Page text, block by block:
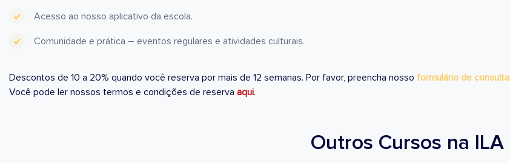
Acesso ao nosso aplicativo da escola.
Comunidade e prática – eventos regulares e atividades culturais.
Descontos de 10 a 20% quando você reserva por mais de 12 semanas. Por favor, preencha nosso formulário de consulta
Você pode ler nossos termos e condições de reserva aqui.
Outros Cursos na ILA